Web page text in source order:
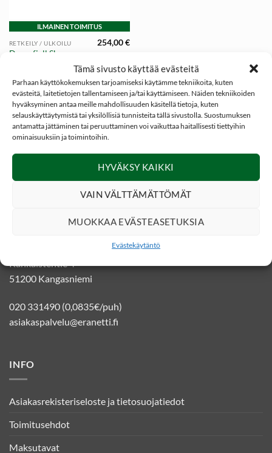
Tämä sivusto käyttää evästeitä
Parhaan käyttökokemuksen tarjoamiseksi käytämme tekniikoita, kuten
evästeitä, laitetietojen tallentamiseen ja/tai käyttämiseen. Näiden tekniikoiden
hyväksyminen antaa meille mahdollisuuden käsitellä tietoja, kuten
selauskäyttäytymistä tai yksilöllisiä tunnisteita tällä sivustolla. Suostumuksen
antamatta jättäminen tai peruuttaminen voi vaikuttaa haitallisesti tiettyihin
ominaisuuksiin ja toimintoihin.
HYVÄKSY KAIKKI
VAIN VÄLTTÄMÄTTÖMÄT
MUOKKAA EVÄSTEASETUKSIA
Evästekäytäntö
ILMAINEN TOIMITUS
RETKEILY / ULKOILU
Dovrefjell Skog
tunneliteltta 4 Hlö
254,00€
SOSIAALINEN MEDIA
Kankaistentie 4
51200 Kangasniemi
020 331490 (0,0835€/puh)
asiakaspalvelu@eranetti.fi
INFO
Asiakasrekisteriseloste ja tietosuojatiedot
Toimitusehdot
Maksutavat